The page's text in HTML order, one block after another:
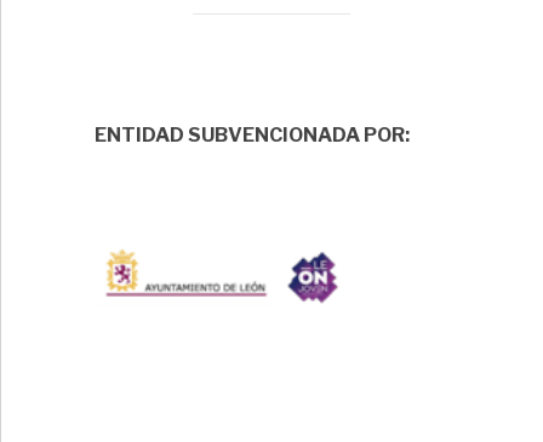
ENTIDAD SUBVENCIONADA POR: